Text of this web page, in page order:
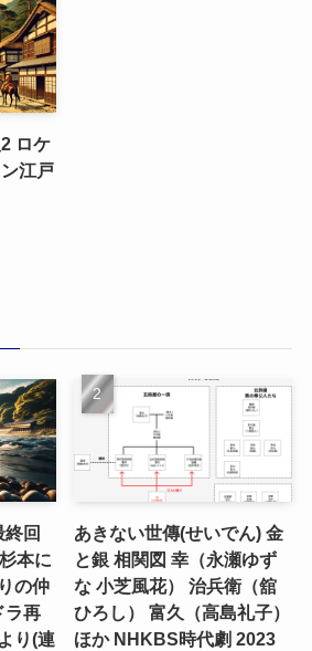
ロケ
江戸
回
本に
の仲
ラ再
り(連
あきない世傳(せいでん) 金
と銀 相関図 幸（永瀬ゆず
な 小芝風花） 治兵衛（舘
ひろし） 富久（高島礼子）
ほか NHKBS時代劇 2023